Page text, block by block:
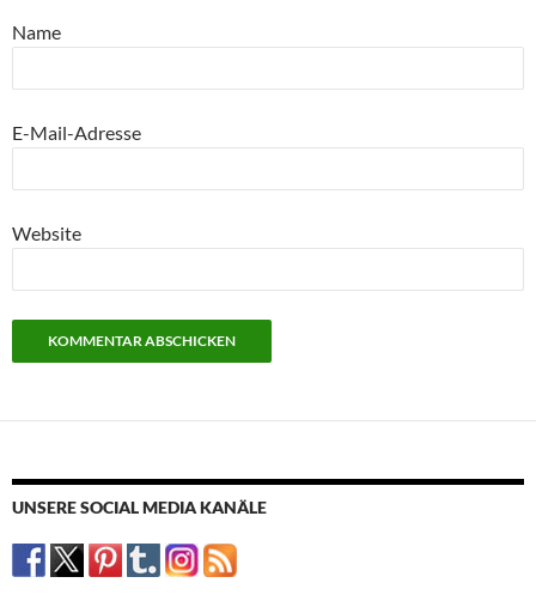
Name
E-Mail-Adresse
Website
UNSERE SOCIAL MEDIA KANÄLE